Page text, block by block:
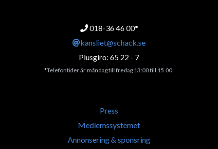
018-36 46 00*
kansliet@schack.se
Plusgiro: 65 22 - 7
*Telefontider är måndag till fredag 13:00 till 15.00.
Press
Medlemssystemet
Annonsering & sponsring